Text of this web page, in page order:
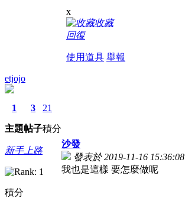
x
收藏
回復
使用道具 舉報
etjojo
1
主題
3
帖子
21
積分
新手上路
積分
沙發
發表於 2019-11-16 15:36:08
我也是這樣 要怎麼做呢